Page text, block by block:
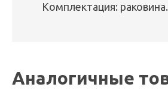
Комплектация: раковина.
Аналогичные